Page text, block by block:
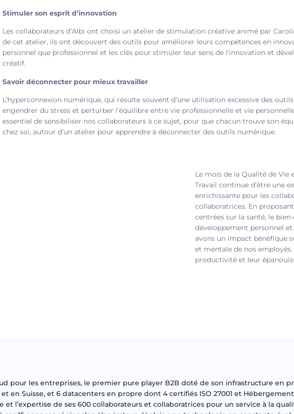
Stimuler son esprit d’innovation
Les collaborateurs d’Albi ont choisi un atelier de stimulation créative animé par
de cet atelier, ils ont découvert des outils pour améliorer leurs compétences en
personnel que professionnel et les clés pour stimuler leur sens de l’innovation et
créatif.
Savoir déconnecter pour mieux travailler
L’hyperconnexion numérique, qui résulte souvent d’une utilisation excessive des
engendrer du stress et perturber l’équilibre entre vie professionnelle et vie
essentiel de sensibiliser nos collaborateurs à ce sujet, pour que chacun trouve son
chez soi, autour d’un atelier pour apprendre à déconnecter des outils numérique.
Le mois de la Qualité de Vie
Travail continue d’être une
enrichissante pour les
collaboratrices. En
centrées sur la santé, le
développement personnel
avons un impact bénéfique
et mentale de nos
productivité et leur
pour les entreprises, le premier pure player B2B doté de son infrastructure en
en Suisse, et 6 datacenters en propre dont 4 certifiés ISO 27001 et
et l’expertise de ses 600 collaborateurs et collaboratrices pour un service à la